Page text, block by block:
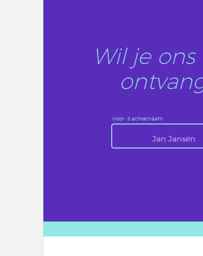
Wil je
Voor- & achternaam